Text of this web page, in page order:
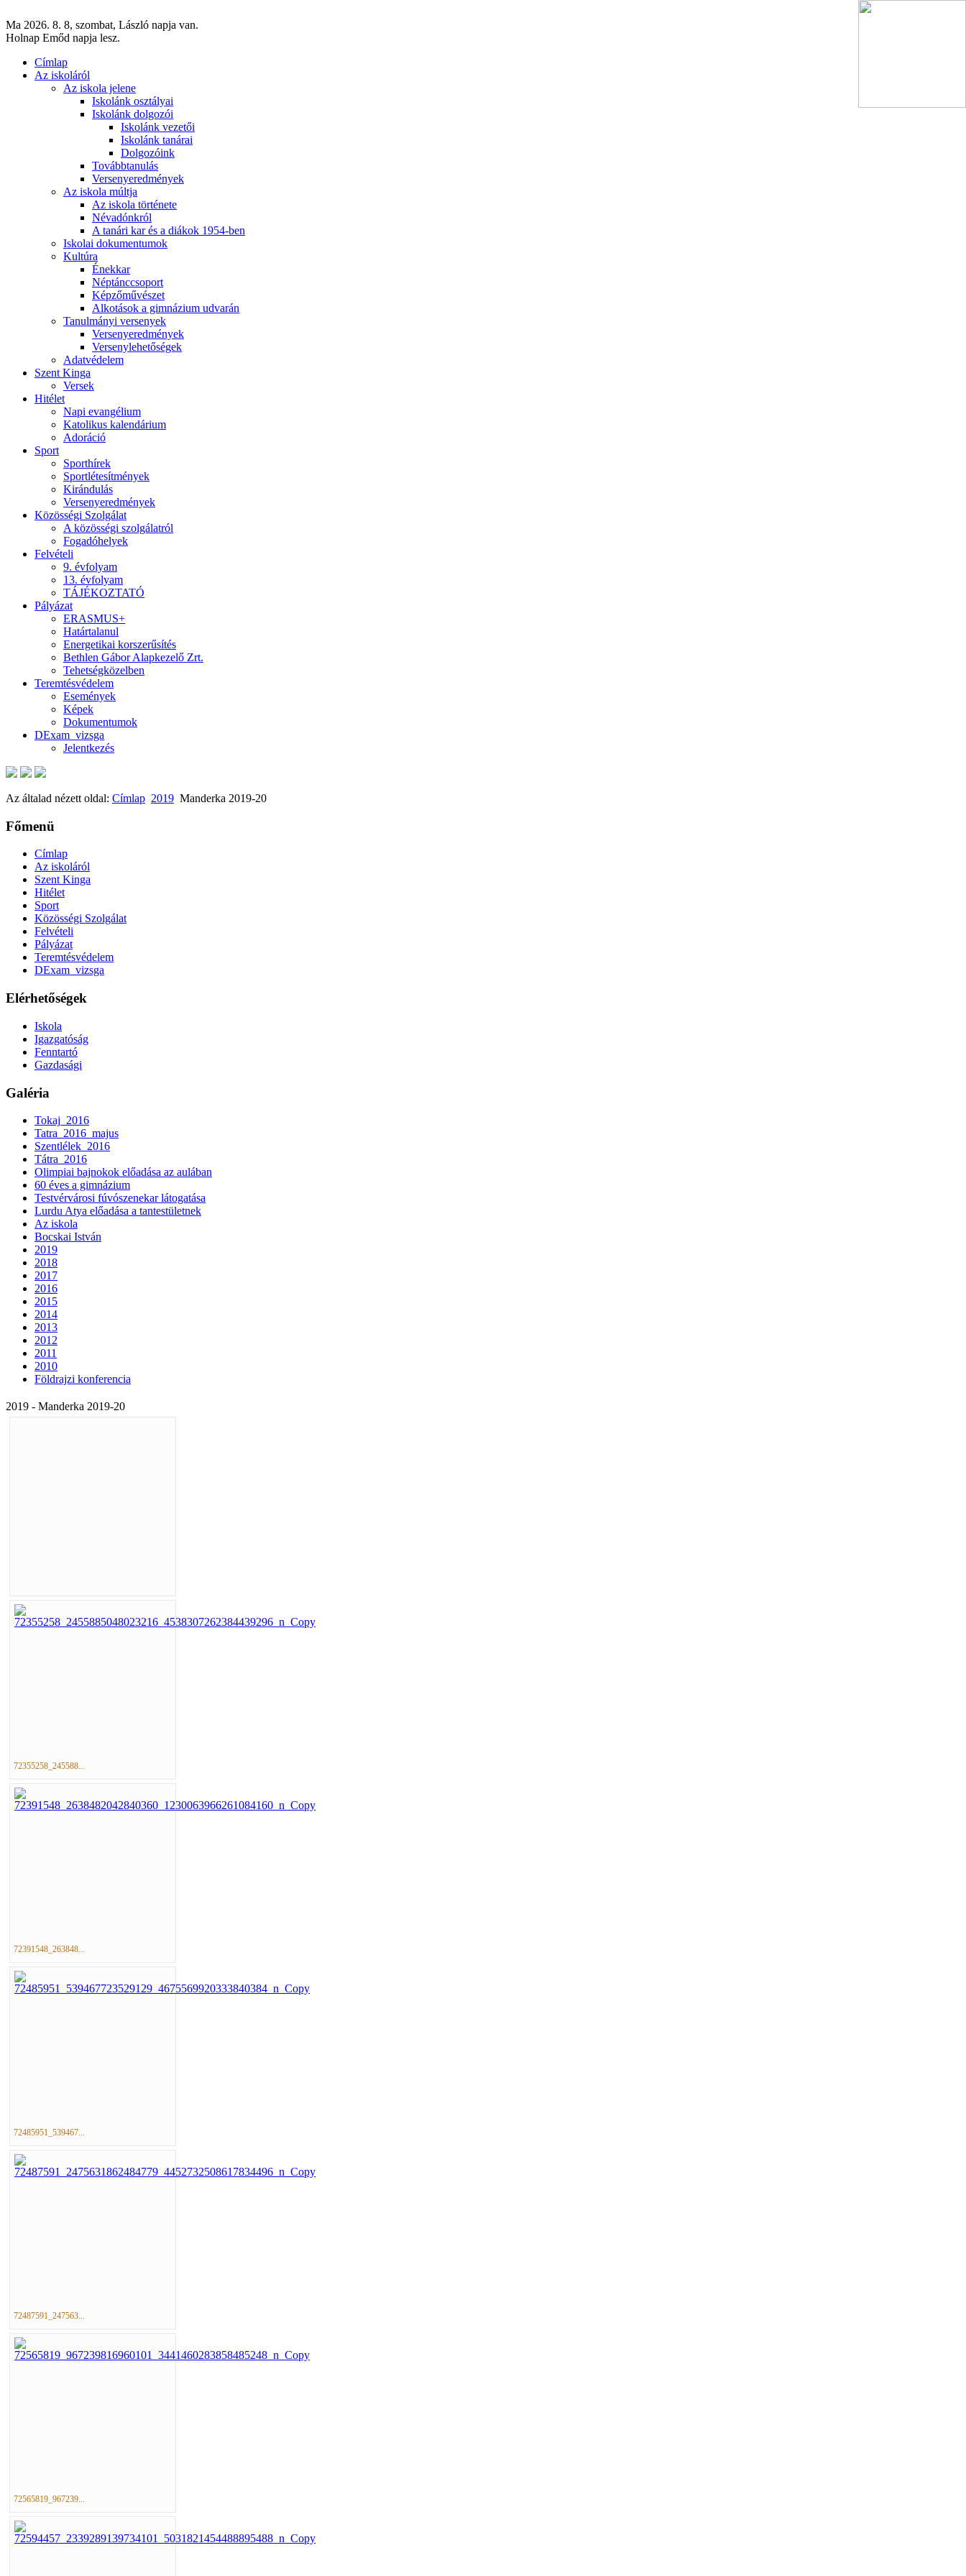
Ma 2026. 8. 8, szombat, László napja van.
Holnap Emőd napja lesz.
Címlap
Az iskoláról
Az iskola jelene
Iskolánk osztályai
Iskolánk dolgozói
Iskolánk vezetői
Iskolánk tanárai
Dolgozóink
Továbbtanulás
Versenyeredmények
Az iskola múltja
Az iskola története
Névadónkról
A tanári kar és a diákok 1954-ben
Iskolai dokumentumok
Kultúra
Énekkar
Néptánccsoport
Képzőművészet
Alkotások a gimnázium udvarán
Tanulmányi versenyek
Versenyeredmények
Versenylehetőségek
Adatvédelem
Szent Kinga
Versek
Hitélet
Napi evangélium
Katolikus kalendárium
Adoráció
Sport
Sporthírek
Sportlétesítmények
Kirándulás
Versenyeredmények
Közösségi Szolgálat
A közösségi szolgálatról
Fogadóhelyek
Felvételi
9. évfolyam
13. évfolyam
TÁJÉKOZTATÓ
Pályázat
ERASMUS+
Határtalanul
Energetikai korszerűsítés
Bethlen Gábor Alapkezelő Zrt.
Tehetségközelben
Teremtésvédelem
Események
Képek
Dokumentumok
DExam_vizsga
Jelentkezés
Az általad nézett oldal: Címlap 2019 Manderka 2019-20
Főmenü
Címlap
Az iskoláról
Szent Kinga
Hitélet
Sport
Közösségi Szolgálat
Felvételi
Pályázat
Teremtésvédelem
DExam_vizsga
Elérhetőségek
Iskola
Igazgatóság
Fenntartó
Gazdasági
Galéria
Tokaj_2016
Tatra_2016_majus
Szentlélek_2016
Tátra_2016
Olimpiai bajnokok előadása az aulában
60 éves a gimnázium
Testvérvárosi fúvószenekar látogatása
Lurdu Atya előadása a tantestületnek
Az iskola
Bocskai István
2019
2018
2017
2016
2015
2014
2013
2012
2011
2010
Földrajzi konferencia
2019 - Manderka 2019-20
72355258_245588...
72391548_263848...
72485951_539467...
72487591_247563...
72565819_967239...